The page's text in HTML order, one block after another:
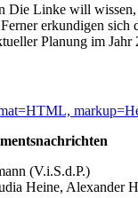
Linke will wissen,
erkundigen
Planung im Jahr
(V.i.S.d.P.)
Heine, Alexander